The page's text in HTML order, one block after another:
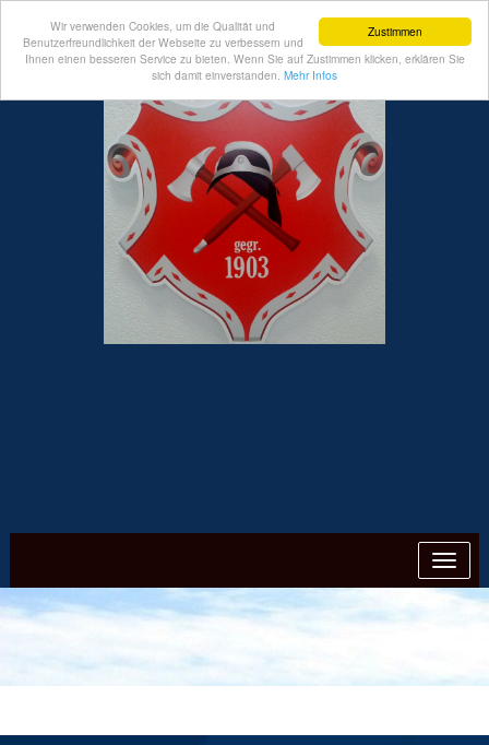
Zustimmen
Wir verwenden Cookies, um die Qualität und
Benutzerfreundlichkeit der Webseite zu verbessern und
Ihnen einen besseren Service zu bieten. Wenn Sie auf Zustimmen klicken, erklären Sie
sich damit einverstanden. Mehr Infos